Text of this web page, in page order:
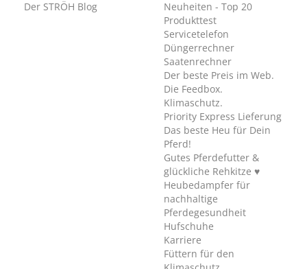
Der STRÖH Blog
Neuheiten - Top 20
Produkttest
Servicetelefon
Düngerrechner
Saatenrechner
Der beste Preis im Web.
Die Feedbox.
Klimaschutz.
Priority Express Lieferung
Das beste Heu für Dein
Pferd!
Gutes Pferdefutter &
glückliche Rehkitze ♥
Heubedampfer für
nachhaltige
Pferdegesundheit
Hufschuhe
Karriere
Füttern für den